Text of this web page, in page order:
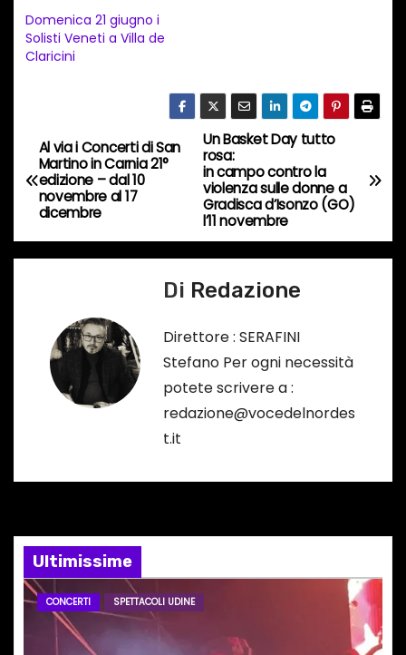
t
o
i
o
r
s
o
…
Domenica 21 giugno i
Solisti Veneti a Villa de
Claricini
N
a
v
i
n
e
a
r
Un Basket Day tutto
rosa:
in campo contro la
violenza sulle donne a
Gradisca d’Isonzo (GO)
l’11 novembre
Al via i Concerti di San
Martino in Carnia 21°
edizione – dal 10
novembre al 17
dicembre
Di Redazione
Direttore : SERAFINI
Stefano Per ogni necessità
potete scrivere a :
redazione@vocedelnordes
t.it
Ultimissime
CONCERTI SPETTACOLI UDINE